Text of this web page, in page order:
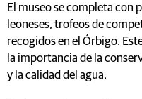
El museo se completa con
leoneses, trofeos de
recogidos en el Órbigo.
la importancia de la
y la calidad del agua.